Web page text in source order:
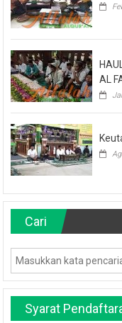
AL
Cari
Syarat